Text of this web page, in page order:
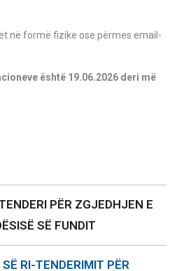
në formë fizike ose përmes email-
është 19.06.2026 deri më
PËR ZGJEDHJEN E
SË FUNDIT
RI-TENDERIMIT PËR